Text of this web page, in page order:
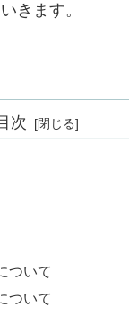
きます。
次
ついて
ついて